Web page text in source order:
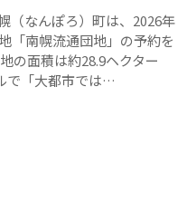
（なんぽろ）町は、2026年
「南幌流通団地」の予約を
面積は約28.9ヘクター
で「大都市では…